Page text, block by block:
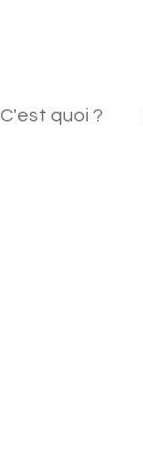
C'est quoi ?